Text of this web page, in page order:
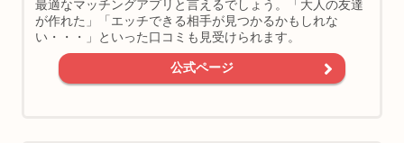
最適なマッチングアプリと言えるでしょう。「大人の友達
が作れた」「エッチできる相手が見つかるかもしれな
い・・・」といった口コミも見受けられます。
公式ページ